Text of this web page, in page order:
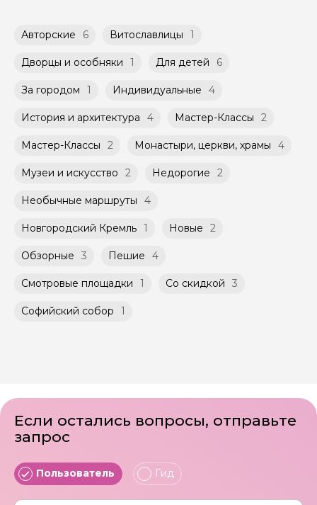
заблаговременно до начала путешествия,
указанной на странице самого тура и
Агрегатором дополнительного соглашения
к Оферте Сервиса.
Способы оплаты на сайте: Картой
российского банка можно оплатить любую
экскурсию.
Групповые экскурсии проходят по
Помимо Вас, на групповой экскурсии могут
быть незнакомые для Вас люди.
Мини-группы проводятся на тех же
участников ограничено (группа может быть
Авторские 6 Витославлицы 1
Дворцы и особняки 1 Для детей 6
За городом 1 Индивидуальные 4
История и архитектура 4 Мастер-Классы 2
Мастер-Классы 2 Монастыри, церкви, храмы 4
Музеи и искусство 2 Недорогие 2
Необычные маршруты 4
Новгородский Кремль 1 Новые 2
Обзорные 3 Пешие 4
Смотровые площадки 1 Со скидкой 3
Софийский собор 1
Если остались вопросы, отправьте
запрос
Пользователь Гид